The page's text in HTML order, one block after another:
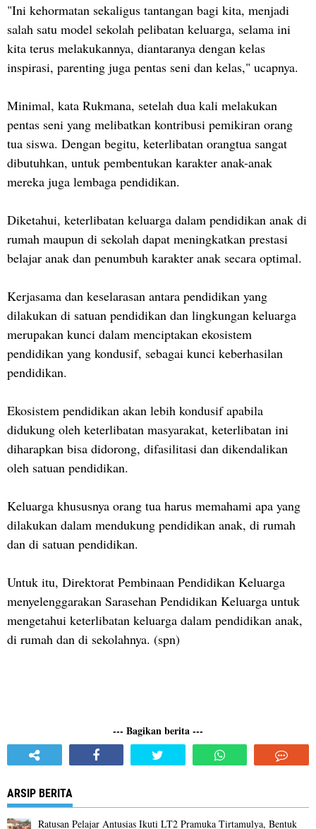
"Ini kehormatan sekaligus tantangan bagi kita, menjadi
salah satu model sekolah pelibatan keluarga, selama ini
kita terus melakukannya, diantaranya dengan kelas
inspirasi, parenting juga pentas seni dan kelas," ucapnya.
Minimal, kata Rukmana, setelah dua kali melakukan
pentas seni yang melibatkan kontribusi pemikiran orang
tua siswa. Dengan begitu, keterlibatan orangtua sangat
dibutuhkan, untuk pembentukan karakter anak-anak
mereka juga lembaga pendidikan.
Diketahui, keterlibatan keluarga dalam pendidikan anak di
rumah maupun di sekolah dapat meningkatkan prestasi
belajar anak dan penumbuh karakter anak secara optimal.
Kerjasama dan keselarasan antara pendidikan yang
dilakukan di satuan pendidikan dan lingkungan keluarga
merupakan kunci dalam menciptakan ekosistem
pendidikan yang kondusif, sebagai kunci keberhasilan
pendidikan.
Ekosistem pendidikan akan lebih kondusif apabila
didukung oleh keterlibatan masyarakat, keterlibatan ini
diharapkan bisa didorong, difasilitasi dan dikendalikan
oleh satuan pendidikan.
Keluarga khususnya orang tua harus memahami apa yang
dilakukan dalam mendukung pendidikan anak, di rumah
dan di satuan pendidikan.
Untuk itu, Direktorat Pembinaan Pendidikan Keluarga
menyelenggarakan Sarasehan Pendidikan Keluarga untuk
mengetahui keterlibatan keluarga dalam pendidikan anak,
di rumah dan di sekolahnya. (spn)
--- Bagikan berita ---
ARSIP BERITA
Ratusan Pelajar Antusias Ikuti LT2 Pramuka Tirtamulya, Bentuk